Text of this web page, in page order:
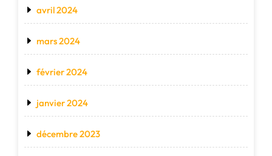
avril 2024
mars 2024
février 2024
janvier 2024
décembre 2023